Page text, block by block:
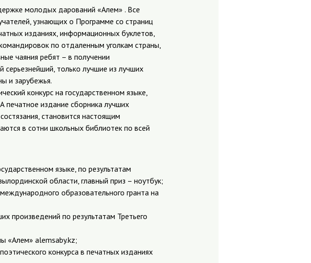
молодых дарований «Алем» . Все
узнающих о Программе со страниц
изданиях, информационных буклетов,
по отдаленным уголкам страны,
чаяния ребят – в получении
только лучшие из лучших
и зарубежья.
конкурс на государственном языке,
издание сборника лучших
становится настоящим
в сотни школьных библиотек по всей
языке, по результатам
области, главный приз – ноутбук;
образовательного гранта на
произведений по результатам Третьего
«Алем» alemsaby.kz;
конкурса в печатных изданиях